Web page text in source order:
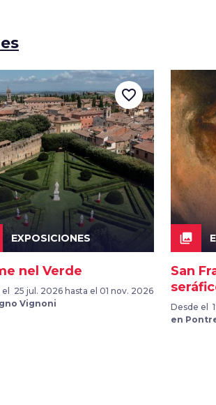
EXPOSICIONES
nel Verde
25 jul. 2026 hasta el 01 nov. 2026
Vignoni
favorite_border
collections
San
Desde el
en